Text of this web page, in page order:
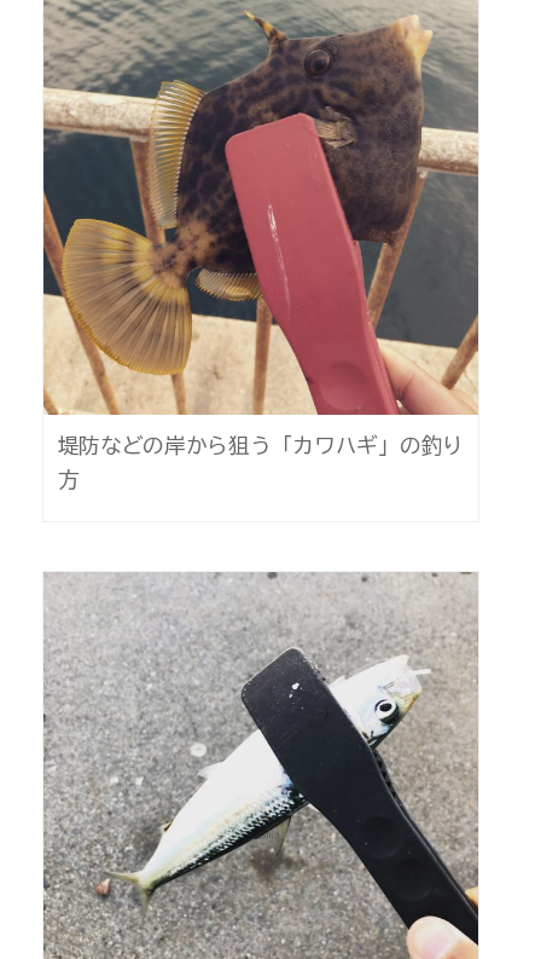
堤防などの岸から狙う「カワハギ」の釣り
方